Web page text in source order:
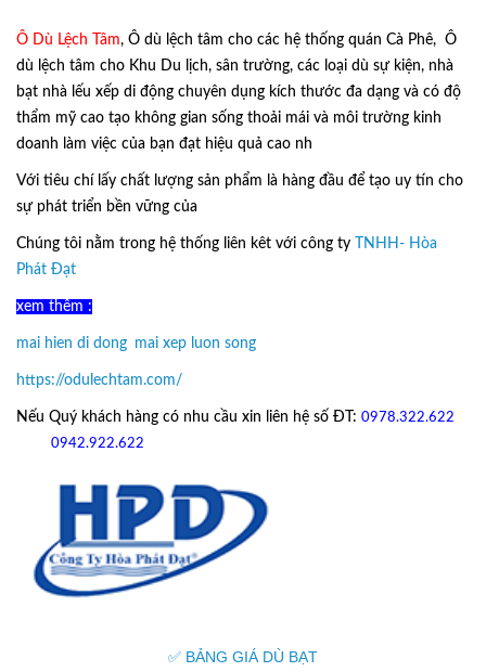
Ô Dù Lệch Tâm, Ô dù lệch tâm cho các hệ thống quán Cà Phê, Ô
dù lệch tâm cho Khu Du lịch, sân trường, các loại dù sự kiện, nhà
bạt nhà lếu xếp di động chuyên dụng kích thước đa dạng và có độ
thẩm mỹ cao tạo không gian sống thoải mái và môi trường kinh
doanh làm việc của bạn đạt hiệu quả cao nh
Với tiêu chí lấy chất lượng sản phẩm là hàng đầu để tạo uy tín cho
sự phát triển bền vững của
Chúng tôi nằm trong hệ thống liên kêt với công ty TNHH- Hòa
Phát Đạt
xem thêm :
mai hien di dong mai xep luon song
https://odulechtam.com/
Nếu Quý khách hàng có nhu cầu xin liên hệ số ĐT: 0978.322.622
0942.922.622
✅ BẢNG GIÁ DÙ BẠT